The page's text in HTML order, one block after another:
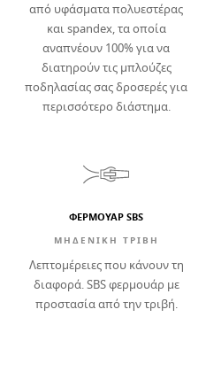
από υφάσματα πολυεστέρας
και spandex, τα οποία
αναπνέουν 100% για να
διατηρούν τις μπλούζες
ποδηλασίας σας δροσερές για
περισσότερο διάστημα.
ΦΕΡΜΟΥΑΡ SBS
ΜΗΔΕΝΙΚΗ ΤΡΙΒΗ
Λεπτομέρειες που κάνουν τη
διαφορά. SBS φερμουάρ με
προστασία από την τριβή.